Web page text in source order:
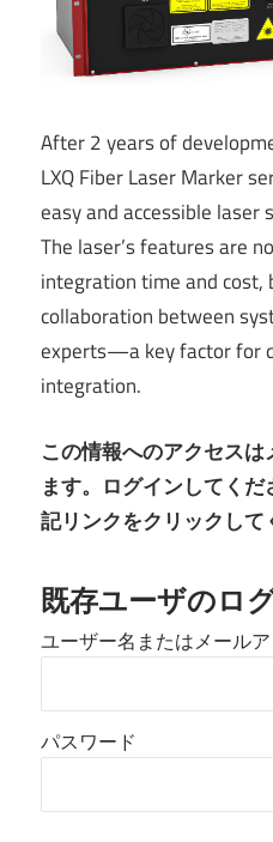
After 2 years of
LXQ Fiber Laser Marker
easy and accessible laser
The laser’s features are
integration time and
collaboration between
experts—a key factor for
integration.
この情報へのアクセス
ます。ログインしてく
記リンクをクリックして
既存ユーザのロ
ユーザー名またはメールア
パスワード